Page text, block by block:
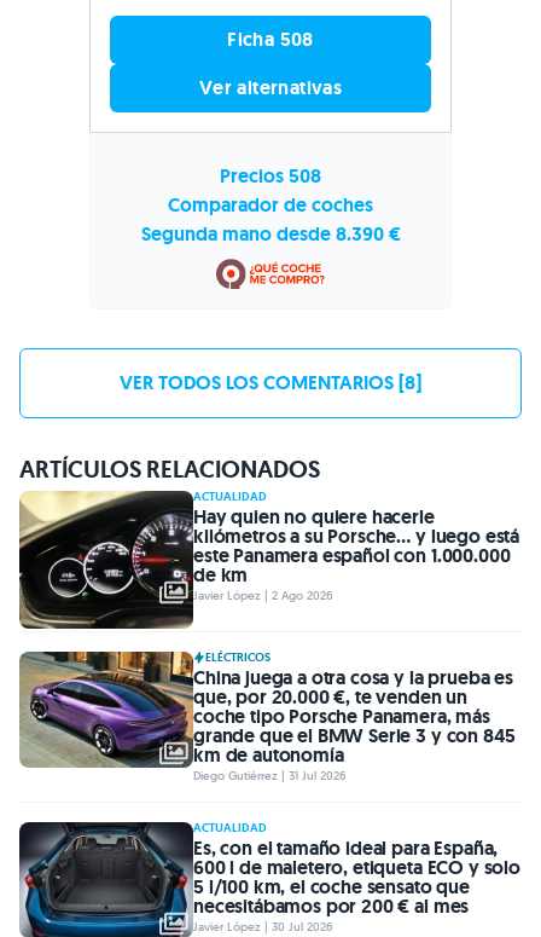
Ficha 508
Ver alternativas
Precios 508
Comparador de coches
Segunda mano desde 8.390 €
VER TODOS LOS COMENTARIOS [8]
ARTÍCULOS RELACIONADOS
ACTUALIDAD
Hay quien no quiere hacerle
kilómetros a su Porsche… y luego está
este Panamera español con 1.000.000
de km
Javier López | 2 Ago 2026
ELÉCTRICOS
China juega a otra cosa y la prueba es
que, por 20.000 €, te venden un
coche tipo Porsche Panamera, más
grande que el BMW Serie 3 y con 845
km de autonomía
Diego Gutiérrez | 31 Jul 2026
ACTUALIDAD
Es, con el tamaño ideal para España,
600 l de maletero, etiqueta ECO y solo
5 l/100 km, el coche sensato que
necesitábamos por 200 € al mes
Javier López | 30 Jul 2026